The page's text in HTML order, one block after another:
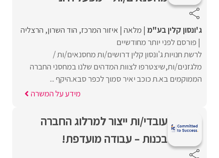
ג'ונסון קלין בע"מ מלאה איזור המרכז הוד השרון הרצליה
פורסם לפני יותר מחודשיים
לרשת חנויות ג'ונסון קלין דרושים/ות מחסנאים/ות /
מלגזנים/ות,שיצטרפו לצוות המדהים שלנו במחסני החברה
הממוקמים בא.ת כוכב יאיר סמוך לכפר סבא.היקף ...
מידע על המשרה
עובדי/ות ייצור למרלוג החברה
בכנות – עבודה מועדפת!